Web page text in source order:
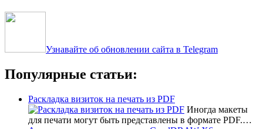
Узнавайте об обновлении сайта в Telegram
Популярные статьи:
Раскладка визиток на печать из PDF
Иногда макеты
для печати могут быть представлены в формате PDF.…